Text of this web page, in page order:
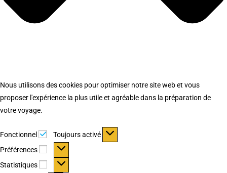
Nous utilisons des cookies pour optimiser notre site web et vous
proposer l'expérience la plus utile et agréable dans la préparation de
votre voyage.
Fonctionnel Fonctionnel
Toujours activé
Préférences
Préférences
Statistiques Statistiques